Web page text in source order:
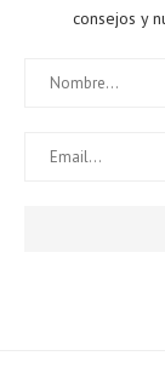
consejos y